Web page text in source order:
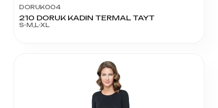
DORUK004
210 DORUK KADIN TERMAL TAYT
S-M,L-XL